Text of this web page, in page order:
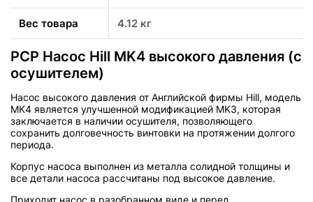
Вес товара 4.12 кг
PCP Насос Hill MK4 высокого давления (с
осушителем)
Насос высокого давления от Английской фирмы Hill, модель
MK4 является улучшенной модификацией MK3, которая
заключается в наличии осушителя, позволяющего
сохранить долговечность винтовки на протяжении долгого
периода.
Корпус насоса выполнен из металла солидной толщины и
все детали насоса рассчитаны под высокое давление.
Приходит насос в разобранном виде и перед